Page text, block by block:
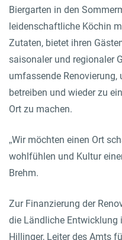
Biergarten in den
leidenschaftliche Köchin
Zutaten, bietet ihren
saisonaler und regionaler
umfassende
betreiben und wieder zu
Ort zu machen.
„Wir möchten einen Ort
wohlfühlen und Kultur
Brehm.
Zur Finanzierung der
die Ländliche Entwicklung
Hillinger, Leiter des Amts